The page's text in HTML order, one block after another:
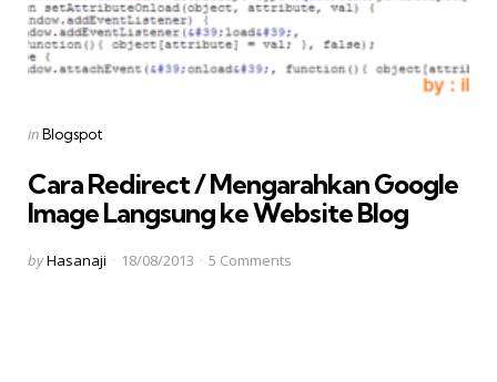
Categories
Posted
inBlogspot
Cara Redirect / Mengarahkan Google
Image Langsung ke Website Blog
Posted
byHasanaji 18/08/2013 5 Comments